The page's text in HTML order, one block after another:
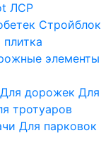
ЛСР
Стройблок
плитка
элементы
Для дорожек Для
тротуаров
Для парковок